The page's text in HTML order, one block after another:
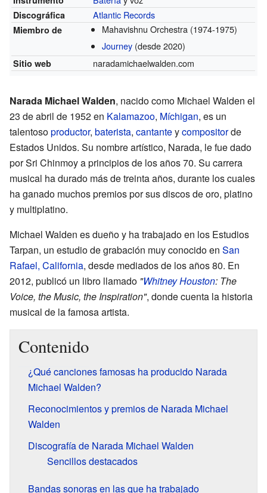
Discográfica Atlantic Records
Miembro de Mahavishnu Orchestra (1974-1975)
Journey (desde 2020)
Sitio web naradamichaelwalden.com
Narada Michael Walden, nacido como Michael Walden el
23 de abril de 1952 en Kalamazoo, Míchigan, es un
talentosoproductor, baterista, cantanteycompositorde
Estados Unidos. Su nombre artístico, Narada, le fue dado
por Sri Chinmoy a principios de los años 70. Su carrera
musical ha durado más de treinta años, durante los cuales
ha ganado muchos premios por sus discos de oro, platino
y multiplatino.
Michael Walden es dueño y ha trabajado en los Estudios
Tarpan, un estudio de grabación muy conocido en San
Rafael, California, desde mediados de los años 80. En
2012, publicó un libro llamado "Whitney Houston: The
Voice, the Music, the Inspiration", donde cuenta la historia
musical de la famosa artista.
Contenido
¿Qué canciones famosas ha producido Narada
Michael Walden?
Reconocimientos y premios de Narada Michael
Walden
Discografía de Narada Michael Walden
Sencillos destacados
Bandas sonoras en las que ha trabajado